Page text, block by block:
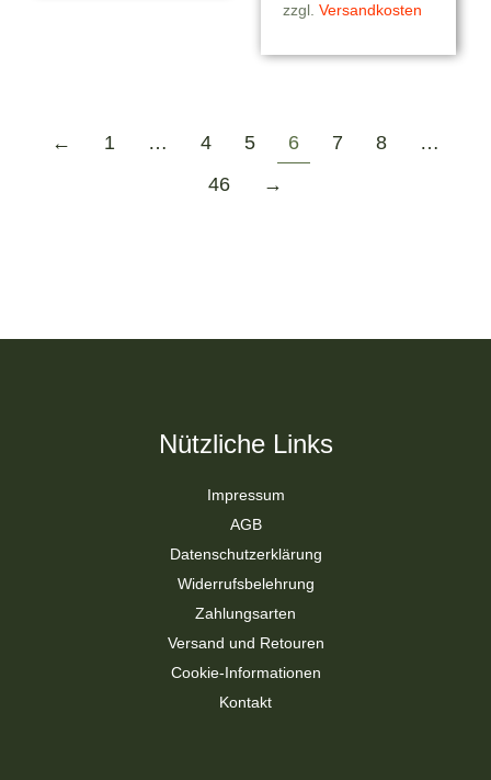
zzgl. Versandkosten
← 1 … 4 5 6 7 8
…
46
→
Nützliche Links
Impressum
AGB
Datenschutzerklärung
Widerrufsbelehrung
Zahlungsarten
Versand und Retouren
Cookie-Informationen
Kontakt